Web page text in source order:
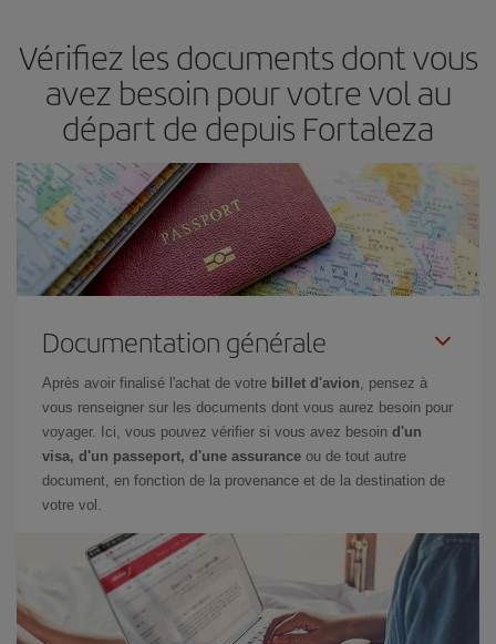
vous n'avez pas d'idée de destination précise pour votre voyage,
jetez un coup œil à nos offres et laissez-vous inspirer : vous
trouverez sûrement le vol le plus économique.
Vérifiez les documents dont vous
avez besoin pour votre vol au
départ de depuis Fortaleza
Documentation générale
Après avoir finalisé l'achat de votre billet d'avion , pensez à
vous renseigner sur les documents dont vous aurez besoin pour
voyager. Ici, vous pouvez vérifier si vous avez besoin d'un
visa, d'un passeport, d'une assurance ou de tout autre
document, en fonction de la provenance et de la destination de
votre vol.